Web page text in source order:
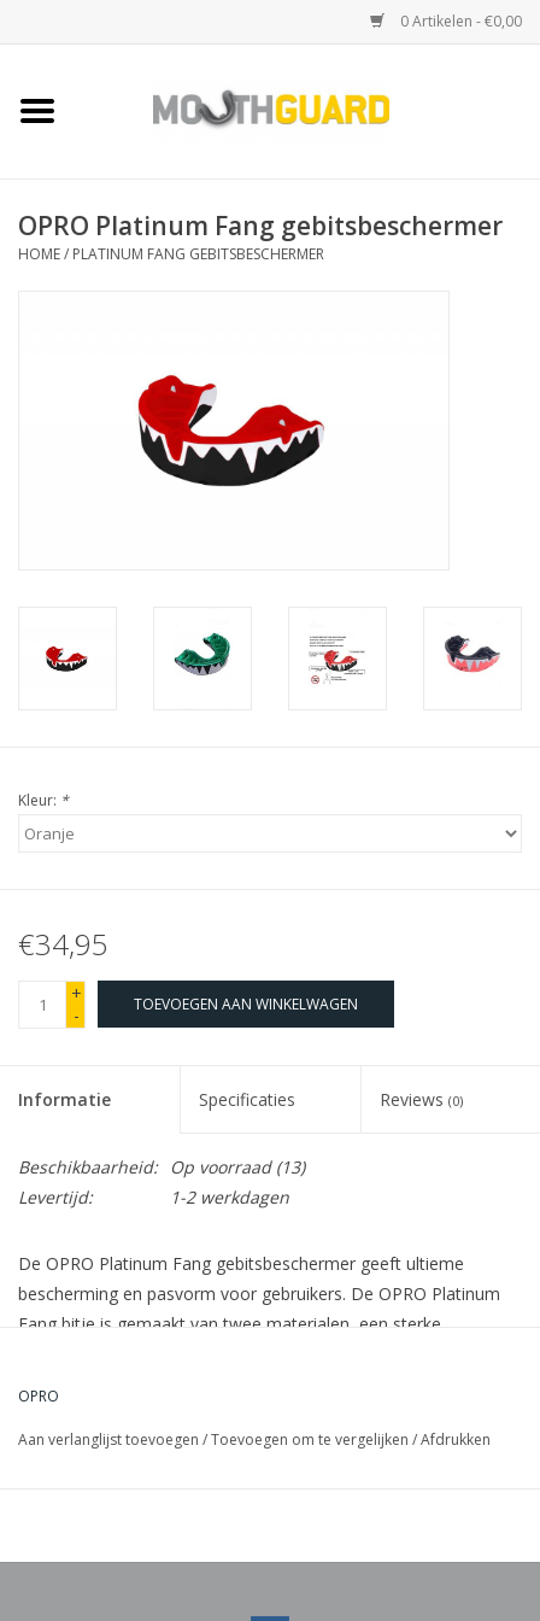
0 Artikelen - €0,00
Home
Knars bitjes
Kruisbescherming (toques)
OPRO Platinum Fang gebitsbeschermer
HOME/ PLATINUM FANG GEBITSBESCHERMER
Kleur: *
€34,95
+
-
TOEVOEGEN AAN WINKELWAGEN
Informatie Specificaties Reviews (0)
Beschikbaarheid: Op voorraad(13)
Levertijd:
1-2 werkdagen
De OPRO Platinum Fang gebitsbeschermer geeft ultieme
bescherming en pasvorm voor gebruikers. De OPRO Platinum
Fang bitje is gemaakt van twee materialen, een sterke
Specificaties
4 verschillende beschermingszondes met elk een verschillende
OPRO
Aan verlanglijst toevoegen /Toevoegen om te vergelijken /Afdrukken